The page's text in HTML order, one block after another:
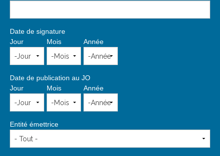
Date de signature
Jour
Mois Année
Date de publication au JO
Jour
Mois Année
Entité émettrice